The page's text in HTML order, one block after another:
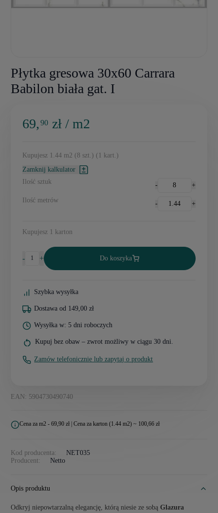
Płytka gresowa 30x60 Carrara
Babilon biała gat. I
EAN: 5904730490740
Cena za m2 - 69,90 zł | Cena za karton (1.44 m2) ~ 100,66 zł
Kod producenta:
NET035
Producent:
Netto
69,90 zł / m2
Kupujesz 1.44 m2 (8 szt.) ( 1 kart.)
Zamknij kalkulator
Ilość sztuk
- +
Ilość metrów - +
Kupujesz 1 karton
- + Do koszyka
Szybka wysyłka
Dostawa od 149,00 zł
Wysyłka w: 5 dni roboczych
Kupuj bez obaw – zwrot możliwy w ciągu 30 dni.
Zamów telefonicznie lub zapytaj o produkt
Opis produktu
Odkryj niepowtarzalną elegancję, którą niesie ze sobąGlazura